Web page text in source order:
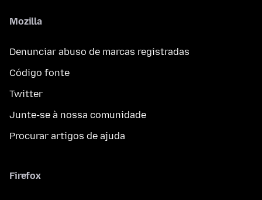
Mozilla
Denunciar abuso de marcas registradas
Código fonte
Twitter
Junte-se à nossa comunidade
Procurar artigos de ajuda
Firefox